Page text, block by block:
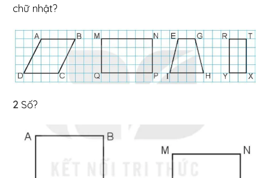
chữ nhật?
2 Số?